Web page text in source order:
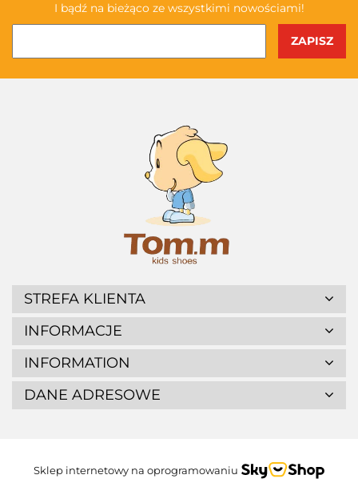
I bądź na bieżąco ze wszystkimi nowościami!
STREFA KLIENTA
INFORMACJE
INFORMATION
DANE ADRESOWE
Sklep internetowy na oprogramowaniu